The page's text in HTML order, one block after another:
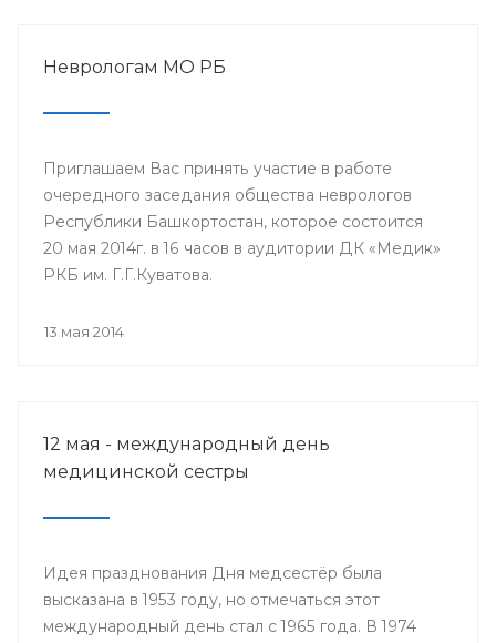
Неврологам МО РБ
Приглашаем Вас принять участие в работе
очередного заседания общества неврологов
Республики Башкортостан, которое состоится
20 мая 2014г. в 16 часов в аудитории ДК «Медик»
РКБ им. Г.Г.Куватова.
13 мая 2014
12 мая - международный день
медицинской сестры
Идея празднования Дня медсестёр была
высказана в 1953 году, но отмечаться этот
международный день стал с 1965 года. В 1974